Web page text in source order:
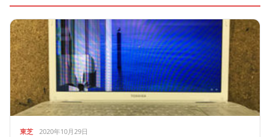
東芝 2020年10月29日